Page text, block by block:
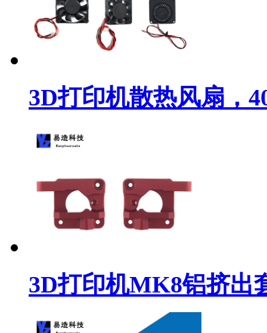
3D打印机散热风扇，
3D打印机MK8铝挤出